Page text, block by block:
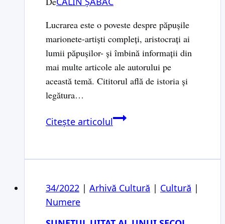
Lucrarea este o poveste despre păpuşile
marionete-artişti compleţi, aristocraţi ai
lumii păpuşilor- şi îmbină informaţii din
mai multe articole ale autorului pe
această temă. Cititorul află de istoria şi
legătura…
Citește articolulPăpușile
34/2022 | Arhivă Cultură | Cultură |
Numere